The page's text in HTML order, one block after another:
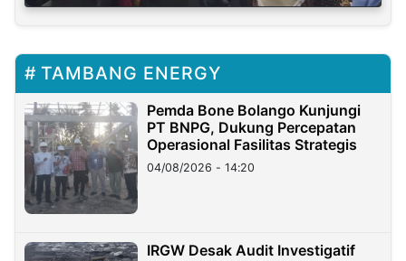
TAMBANG ENERGY
Pemda Bone Bolango Kunjungi
PT BNPG, Dukung Percepatan
Operasional Fasilitas Strategis
04/08/2026 - 14:20
IRGW Desak Audit Investigatif